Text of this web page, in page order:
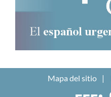
Mapa del sitio